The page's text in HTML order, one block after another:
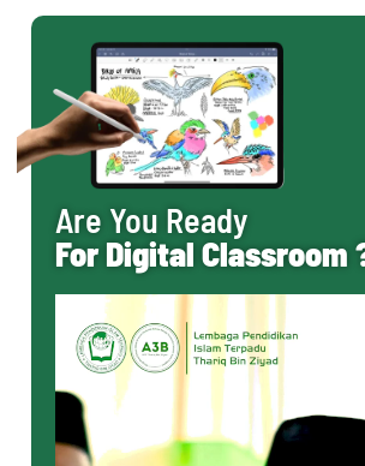
Are You Ready
For Digital Classroom